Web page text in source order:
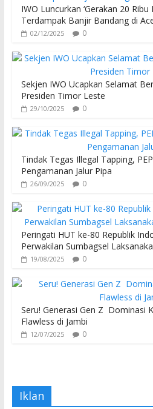
IWO Luncurkan ‘Gerakan 20
Terdampak Banjir Bandang di
02/12/2025 0
Sekjen IWO Ucapkan Selamat
Presiden Timor Leste
29/10/2025 0
Tindak Tegas Illegal Tapping,
Pengamanan Jalur Pipa
26/09/2025 0
Peringati HUT ke-80 Republik
Perwakilan Sumbagsel
19/08/2025 0
Seru! Generasi Gen Z Dominasi
Flawless di Jambi
12/07/2025 0
Iklan